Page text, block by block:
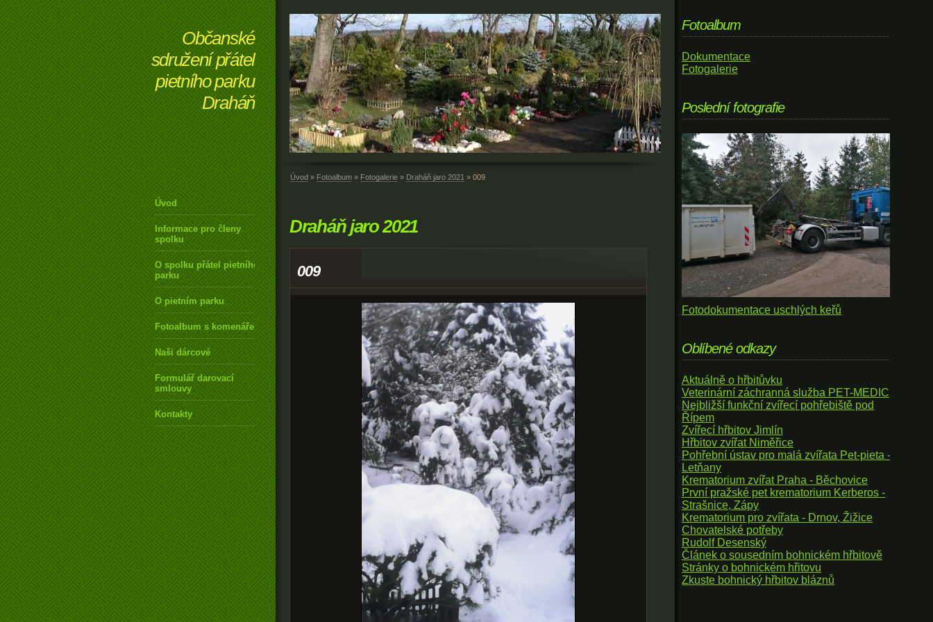
Občanské
sdružení přátel
pietního parku
Draháň
Úvod
Informace pro členy
spolku
O spolku přátel pietního
parku
O pietním parku
Fotoalbum s komenářem
Naši dárcové
Formulář darovací
smlouvy
Kontakty
Úvod » Fotoalbum » Fotogalerie » Draháň jaro 2021 » 009
Draháň jaro 2021
009
Fotoalbum
Dokumentace
Fotogalerie
Poslední fotografie
Fotodokumentace uschlých keřů
Oblíbené odkazy
Aktuálně o hřbitůvku
Veterinární záchranná služba PET-MEDIC
Nejbližší funkční zvířecí pohřebiště pod
Řípem
Zvířecí hřbitov Jimlín
Hřbitov zvířat Niměřice
Pohřební ústav pro malá zvířata Pet-pieta -
Letňany
Krematorium zvířat Praha - Běchovice
První pražské pet krematorium Kerberos -
Strašnice, Zápy
Krematorium pro zvířata - Drnov, Žižice
Chovatelské potřeby
Rudolf Desenský
Článek o sousedním bohnickém hřbitově
Stránky o bohnickém hřitovu
Zkuste bohnický hřbitov bláznů